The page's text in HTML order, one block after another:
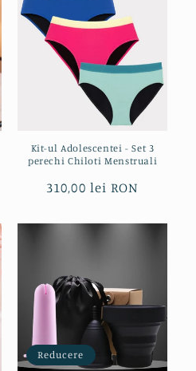
Kit-ul Adolescentei - Set 3
perechi Chiloti Menstruali
Preț
310,00 lei RON
Reducere